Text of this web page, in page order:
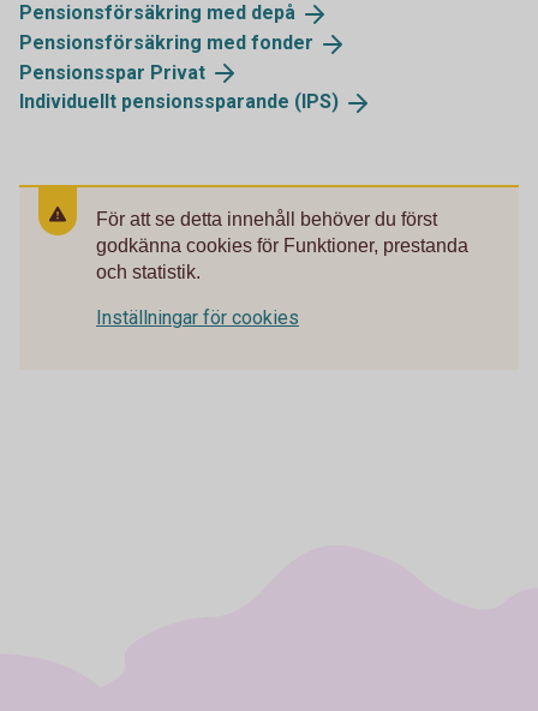
Pensionsförsäkring med depå
Pensionsförsäkring med fonder
Pensionsspar Privat
Individuellt pensionssparande (IPS)
För att se detta innehåll behöver du först
godkänna cookies för Funktioner, prestanda
och statistik.
Inställningar för cookies